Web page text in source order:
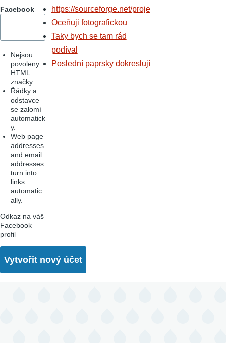
Facebook
Nejsou
povoleny
HTML
značky.
Řádky a
odstavce
se zalomí
automatick
y.
Web page
addresses
and email
addresses
turn into
links
automatic
ally.
Odkaz na váš
Facebook
profil
https://sourceforge.net/proje
Oceňuji fotografickou
Taky bych se tam rád
podíval
Poslední paprsky dokreslují